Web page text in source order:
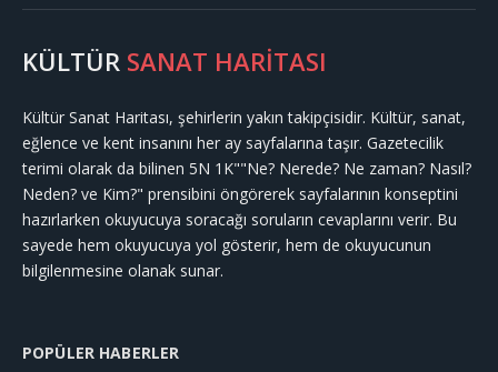
KÜLTÜR SANAT HARİTASI
Kültür Sanat Haritası, şehirlerin yakın takipçisidir. Kültür, sanat,
eğlence ve kent insanını her ay sayfalarına taşır. Gazetecilik
terimi olarak da bilinen 5N 1K""Ne? Nerede? Ne zaman? Nasıl?
Neden? ve Kim?" prensibini öngörerek sayfalarının konseptini
hazırlarken okuyucuya soracağı soruların cevaplarını verir. Bu
sayede hem okuyucuya yol gösterir, hem de okuyucunun
bilgilenmesine olanak sunar.
POPÜLER HABERLER